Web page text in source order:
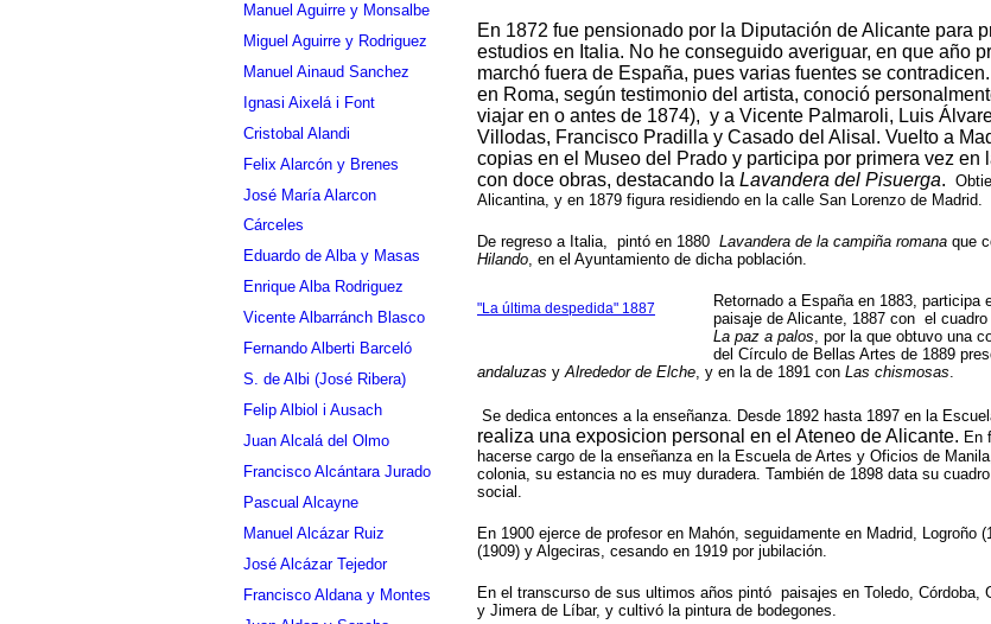
Manuel Aguirre y Monsalbe
Miguel Aguirre y Rodriguez
Manuel Ainaud Sanchez
Ignasi Aixelá i Font
Cristobal Alandi
Felix Alarcón y Brenes
José María Alarcon
Cárceles
Eduardo de Alba y Masas
Enrique Alba Rodriguez
Vicente Albarránch Blasco
Fernando Alberti Barceló
S. de Albi (José Ribera)
Felip Albiol i Ausach
Juan Alcalá del Olmo
Francisco Alcántara Jurado
Pascual Alcayne
Manuel Alcázar Ruiz
José Alcázar Tejedor
Francisco Aldana y Montes
En 1872 fue pensionado por la Diputación de Alicante para
estudios en Italia. No he conseguido averiguar, en que año
marchó fuera de España, pues varias fuentes se
en Roma, según testimonio del artista, conoció
viajar en o antes de 1874), y a Vicente Palmaroli, Luis
Villodas, Francisco Pradilla y Casado del Alisal. Vuelto a
copias en el Museo del Prado y participa por primera vez
con doce obras, destacando la Lavandera del Pisuerga.
Alicantina, y en 1879 figura residiendo en la calle San Lorenzo de Madrid.
De regreso a Italia, pintó en 1880 Lavandera de la campiña romana que
Hilando, en el Ayuntamiento de dicha población.
"La última despedida" 1887
Retornado a España en 1883,
paisaje de Alicante, 1887 con el
La paz a palos, por la que obtuvo una
del Círculo de Bellas Artes de 1889
andaluzas yAlrededor de Elche, y en la de 1891 con Las chismosas.
Se dedica entonces a la enseñanza. Desde 1892 hasta 1897 en la
realiza una exposicion personal en el Ateneo de Alicante. En
hacerse cargo de la enseñanza en la Escuela de Artes y Oficios de
colonia, su estancia no es muy duradera. También de 1898 data su cuadro
social.
En 1900 ejerce de profesor en Mahón, seguidamente en Madrid, Logroño
(1909) y Algeciras, cesando en 1919 por jubilación.
En el transcurso de sus ultimos años pintó paisajes en Toledo, Córdoba,
y Jimera de Líbar, y cultivó la pintura de bodegones.